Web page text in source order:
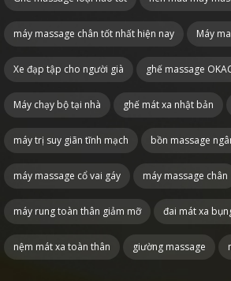
máy massage chân tốt nhất hiện nay Máy
Xe đạp tập cho người già ghế massage
Máy chạy bộ tại nhà ghế mát xa nhật bản
máy trị suy giãn tĩnh mạch bồn massage
máy massage cổ vai gáy máy massage chân
máy rung toàn thân giảm mỡ đai mát xa
nệm mát xa toàn thân giường massage